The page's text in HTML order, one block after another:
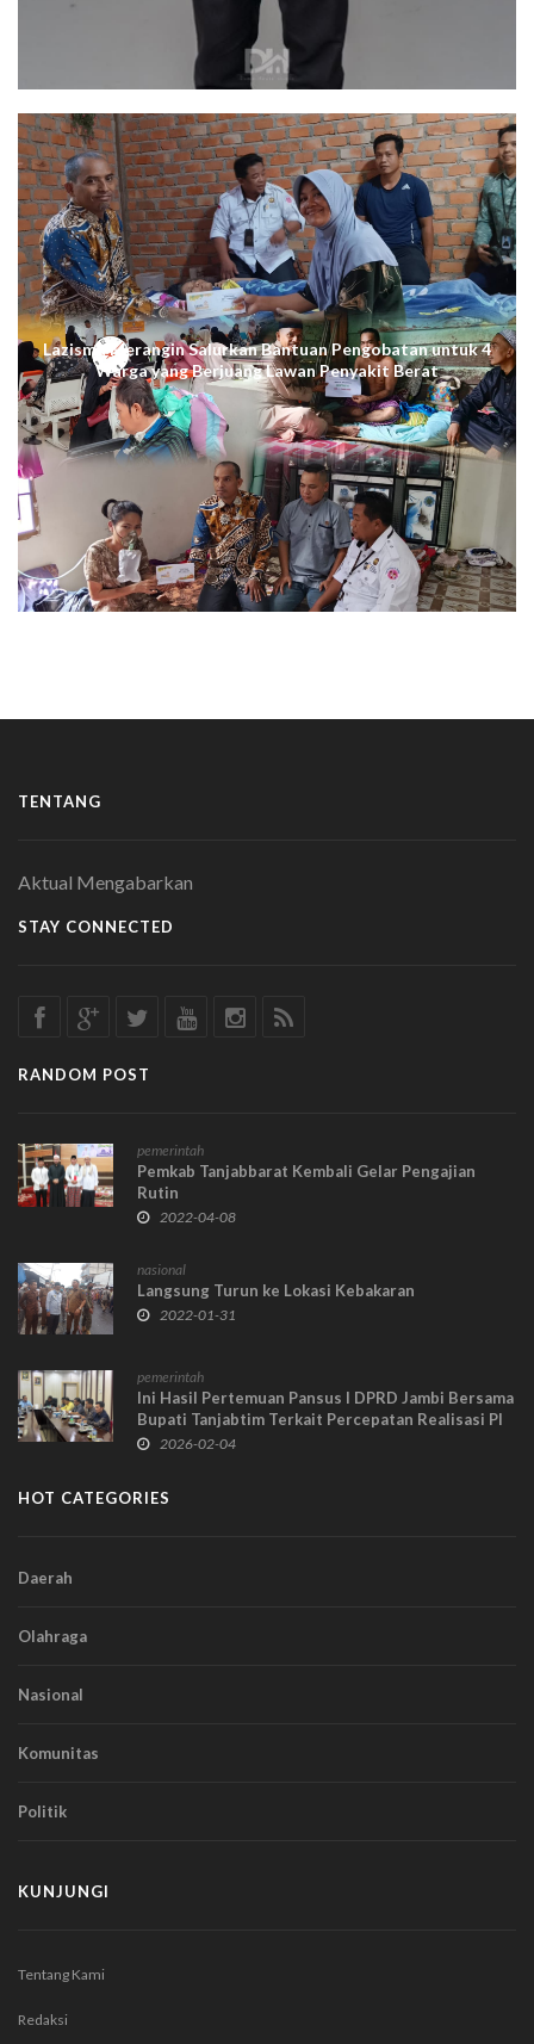
Lazismu Merangin Salurkan Bantuan Pengobatan untuk 4
Warga yang Berjuang Lawan Penyakit Berat
TENTANG
Aktual Mengabarkan
STAY CONNECTED
RANDOM POST
pemerintah
Pemkab Tanjabbarat Kembali Gelar Pengajian
Rutin
2022-04-08
nasional
Langsung Turun ke Lokasi Kebakaran
2022-01-31
pemerintah
Ini Hasil Pertemuan Pansus I DPRD Jambi Bersama
Bupati Tanjabtim Terkait Percepatan Realisasi PI
10 Persen
2026-02-04
HOT CATEGORIES
Daerah
Olahraga
Nasional
Komunitas
Politik
KUNJUNGI
Tentang Kami
Redaksi